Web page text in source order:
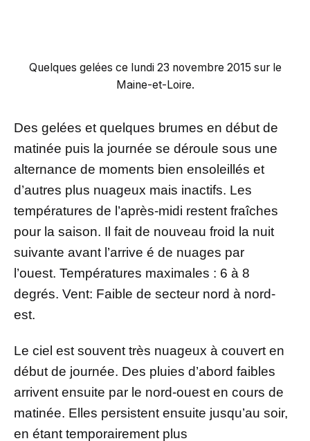
Quelques gelées ce lundi 23 novembre 2015 sur le
Maine-et-Loire.
Des gelées et quelques brumes en début de
matinée puis la journée se déroule sous une
alternance de moments bien ensoleillés et
d’autres plus nuageux mais inactifs. Les
températures de l’après-midi restent fraîches
pour la saison. Il fait de nouveau froid la nuit
suivante avant l’arrive é de nuages par
l’ouest. Températures maximales : 6 à 8
degrés. Vent: Faible de secteur nord à nord-
est.
Le ciel est souvent très nuageux à couvert en
début de journée. Des pluies d’abord faibles
arrivent ensuite par le nord-ouest en cours de
matinée. Elles persistent ensuite jusqu’au soir,
en étant temporairement plus